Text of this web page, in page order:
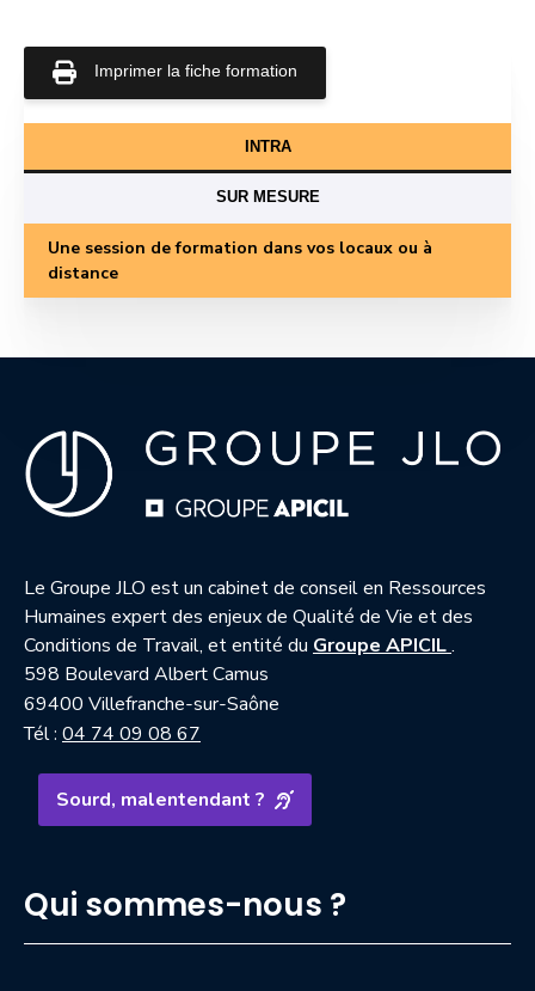
Imprimer la fiche formation
INTRA
SUR MESURE
Une session de formation dans vos locaux ou à
distance
Le Groupe JLO est un cabinet de conseil en Ressources
Humaines expert des enjeux de Qualité de Vie et des
Conditions de Travail, et entité du Groupe APICIL—
.
598 Boulevard Albert Camus
69400 Villefranche-sur-Saône
Tél : 04 74 09 08 67
Sourd, malentendant ?
Qui sommes-nous ?